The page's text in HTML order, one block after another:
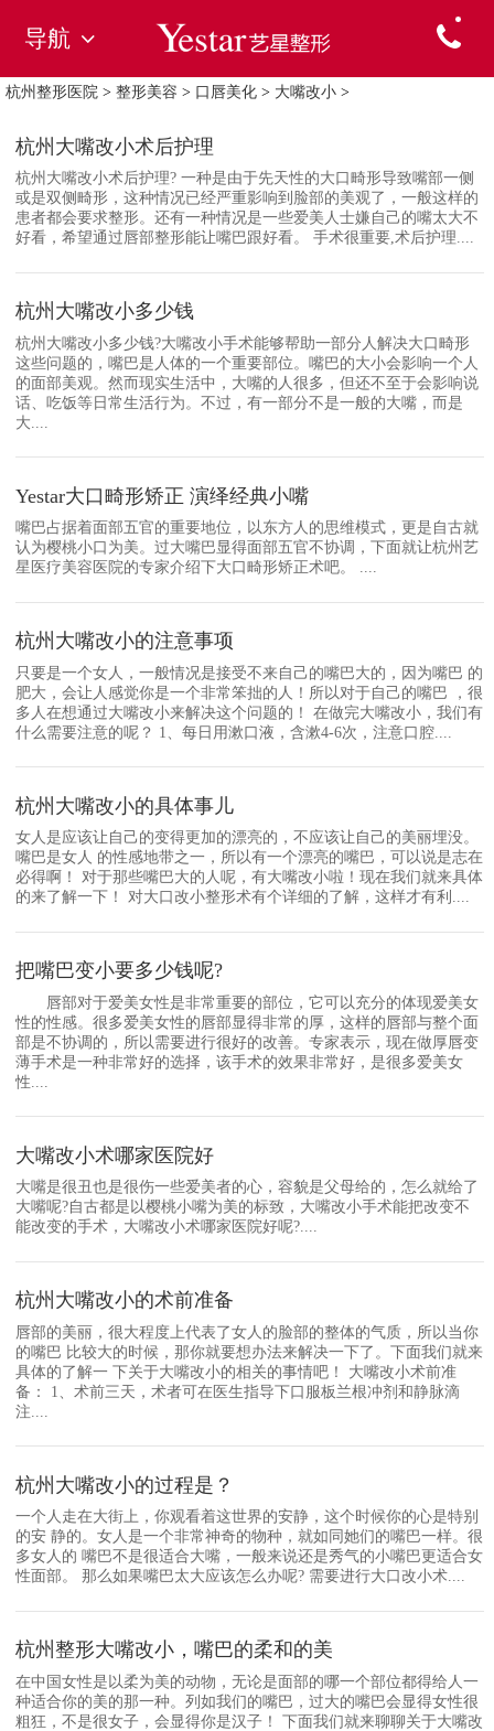
导航
杭州整形医院 > 整形美容 > 口唇美化 > 大嘴改小 >
杭州大嘴改小术后护理
杭州大嘴改小术后护理? 一种是由于先天性的大口畸形导致嘴部一侧
或是双侧畸形，这种情况已经严重影响到脸部的美观了，一般这样的
患者都会要求整形。还有一种情况是一些爱美人士嫌自己的嘴太大不
好看，希望通过唇部整形能让嘴巴跟好看。 手术很重要,术后护理....
杭州大嘴改小多少钱
杭州大嘴改小多少钱?大嘴改小手术能够帮助一部分人解决大口畸形
这些问题的，嘴巴是人体的一个重要部位。嘴巴的大小会影响一个人
的面部美观。然而现实生活中，大嘴的人很多，但还不至于会影响说
话、吃饭等日常生活行为。不过，有一部分不是一般的大嘴，而是
大....
Yestar大口畸形矫正 演绎经典小嘴
嘴巴占据着面部五官的重要地位，以东方人的思维模式，更是自古就
认为樱桃小口为美。过大嘴巴显得面部五官不协调，下面就让杭州艺
星医疗美容医院的专家介绍下大口畸形矫正术吧。 ....
杭州大嘴改小的注意事项
只要是一个女人，一般情况是接受不来自己的嘴巴大的，因为嘴巴 的
肥大，会让人感觉你是一个非常笨拙的人！所以对于自己的嘴巴 ，很
多人在想通过大嘴改小来解决这个问题的！ 在做完大嘴改小，我们有
什么需要注意的呢？ 1、每日用漱口液，含漱4-6次，注意口腔....
杭州大嘴改小的具体事儿
女人是应该让自己的变得更加的漂亮的，不应该让自己的美丽埋没。
嘴巴是女人 的性感地带之一，所以有一个漂亮的嘴巴，可以说是志在
必得啊！ 对于那些嘴巴大的人呢，有大嘴改小啦！现在我们就来具体
的来了解一下！ 对大口改小整形术有个详细的了解，这样才有利....
把嘴巴变小要多少钱呢?
唇部对于爱美女性是非常重要的部位，它可以充分的体现爱美女
性的性感。很多爱美女性的唇部显得非常的厚，这样的唇部与整个面
部是不协调的，所以需要进行很好的改善。专家表示，现在做厚唇变
薄手术是一种非常好的选择，该手术的效果非常好，是很多爱美女
性....
大嘴改小术哪家医院好
大嘴是很丑也是很伤一些爱美者的心，容貌是父母给的，怎么就给了
大嘴呢?自古都是以樱桃小嘴为美的标致，大嘴改小手术能把改变不
能改变的手术，大嘴改小术哪家医院好呢?....
杭州大嘴改小的术前准备
唇部的美丽，很大程度上代表了女人的脸部的整体的气质，所以当你
的嘴巴 比较大的时候，那你就要想办法来解决一下了。下面我们就来
具体的了解一 下关于大嘴改小的相关的事情吧！ 大嘴改小术前准
备： 1、术前三天，术者可在医生指导下口服板兰根冲剂和静脉滴
注....
杭州大嘴改小的过程是？
一个人走在大街上，你观看着这世界的安静，这个时候你的心是特别
的安 静的。女人是一个非常神奇的物种，就如同她们的嘴巴一样。很
多女人的 嘴巴不是很适合大嘴，一般来说还是秀气的小嘴巴更适合女
性面部。 那么如果嘴巴太大应该怎么办呢? 需要进行大口改小术....
杭州整形大嘴改小，嘴巴的柔和的美
在中国女性是以柔为美的动物，无论是面部的哪一个部位都得给人一
种适合你的美的那一种。列如我们的嘴巴，过大的嘴巴会显得女性很
粗狂，不是很女子，会显得你是汉子！ 下面我们就来聊聊关于大嘴改